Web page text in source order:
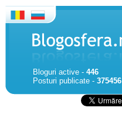
Bloguri active - 446
Posturi publicate - 375456